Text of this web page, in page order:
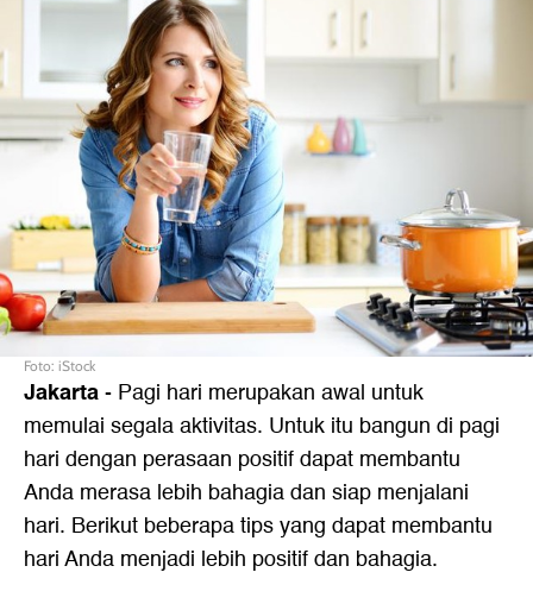
Foto: iStock
Jakarta- Pagi hari merupakan awal untuk
memulai segala aktivitas. Untuk itu bangun di pagi
hari dengan perasaan positif dapat membantu
Anda merasa lebih bahagia dan siap menjalani
hari. Berikut beberapa tips yang dapat membantu
hari Anda menjadi lebih positif dan bahagia.